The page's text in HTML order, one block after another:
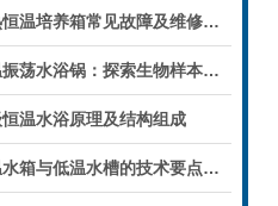
电热恒温培养箱常见故障及维修方法
低温振荡水浴锅：探索生物样本稳定处理的新境界
温水浴原理及结构组成
恒温水箱与低温水槽的技术要点分析